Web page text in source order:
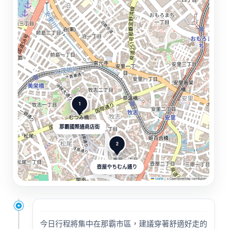
1
那霸國際通商店街
2
壺屋やちむん通り
Leaflet | © OpenStreetMap contributors
今日行程將集中在那霸市區，建議穿著舒適好走的